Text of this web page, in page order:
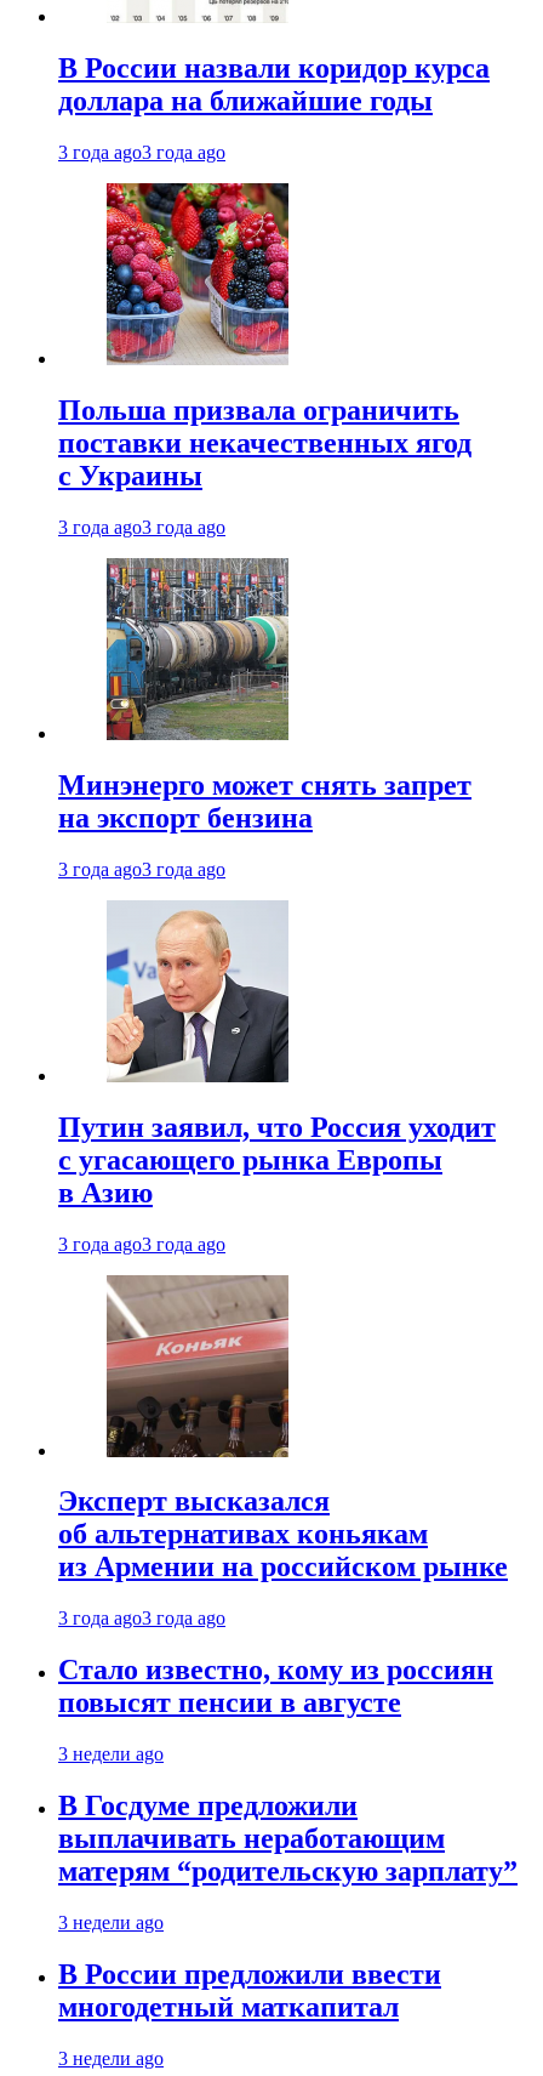
В России назвали коридор курса
доллара на ближайшие годы
3 года ago3 года ago
Польша призвала ограничить
поставки некачественных ягод
с Украины
3 года ago3 года ago
Минэнерго может снять запрет
на экспорт бензина
3 года ago3 года ago
Путин заявил, что Россия уходит
с угасающего рынка Европы
в Азию
3 года ago3 года ago
Эксперт высказался
об альтернативах коньякам
из Армении на российском рынке
3 года ago3 года ago
Стало известно, кому из россиян
повысят пенсии в августе
3 недели ago
В Госдуме предложили
выплачивать неработающим
матерям “родительскую зарплату”
3 недели ago
В России предложили ввести
многодетный маткапитал
3 недели ago